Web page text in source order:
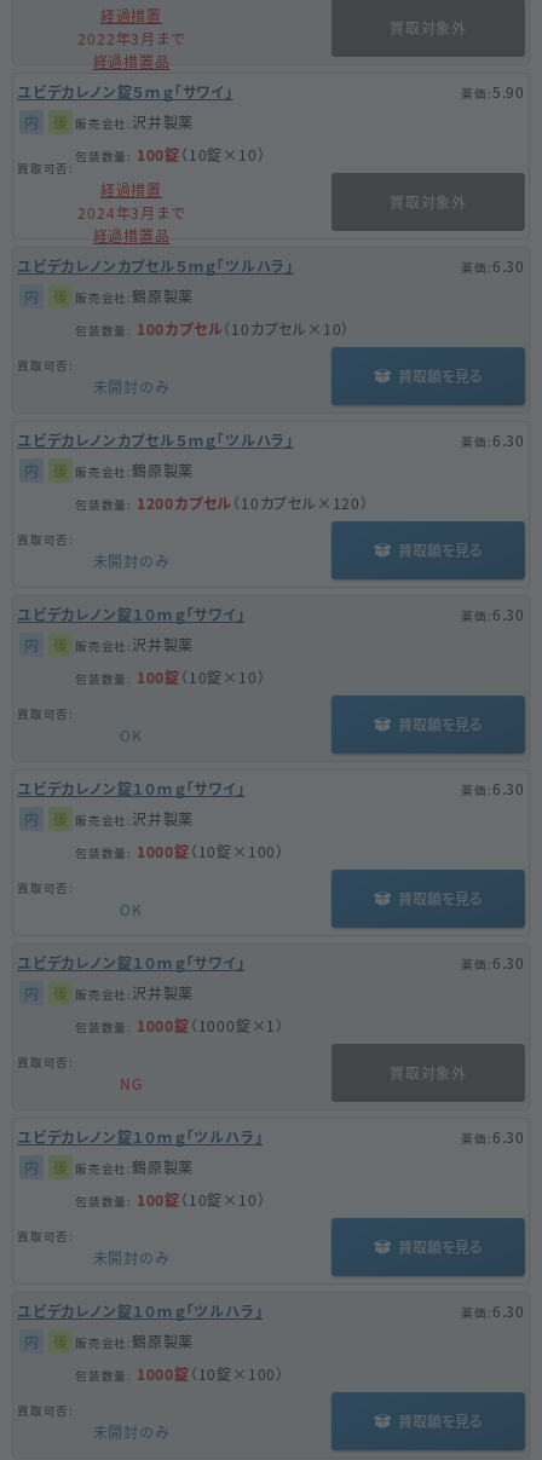
経過措置
2022年3月まで
経過措置品
買取対象外
内 後
ユビデカレノン錠５ｍｇ「サワイ」 5.90
100錠（10錠×10）
沢井製薬
経過措置
2024年3月まで
経過措置品
買取対象外
内 後
ユビデカレノンカプセル５ｍｇ「ツルハラ」 6.30
100カプセル（10カプセル×10）
鶴原製薬
未開封のみ
買取額を見る
内 後
ユビデカレノンカプセル５ｍｇ「ツルハラ」 6.30
1200カプセル（10カプセル×120）
鶴原製薬
未開封のみ
買取額を見る
内 後
ユビデカレノン錠１０ｍｇ「サワイ」 6.30
100錠（10錠×10）
沢井製薬
OK
買取額を見る
内 後
ユビデカレノン錠１０ｍｇ「サワイ」 6.30
1000錠（10錠×100）
沢井製薬
OK
買取額を見る
内 後
ユビデカレノン錠１０ｍｇ「サワイ」 6.30
1000錠（1000錠×1）
沢井製薬
NG
買取対象外
内 後
ユビデカレノン錠１０ｍｇ「ツルハラ」 6.30
100錠（10錠×10）
鶴原製薬
未開封のみ
買取額を見る
内 後
ユビデカレノン錠１０ｍｇ「ツルハラ」 6.30
1000錠（10錠×100）
鶴原製薬
未開封のみ
買取額を見る